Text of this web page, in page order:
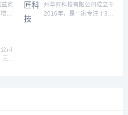
突
解
需
观
通
Leia让3D技术无需佩戴眼镜
即可在日常生活中实现。公
兹克
强
约
销
镜
包
州华匠科技有限公司成立于
2016年，是一家专注于3D
司
三维
为
一